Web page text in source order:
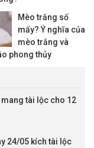
Mèo trắng số
mấy? Ý nghĩa của
mèo trắng và
phong thủy
tài lộc cho 12
24/05 kích tài lộc